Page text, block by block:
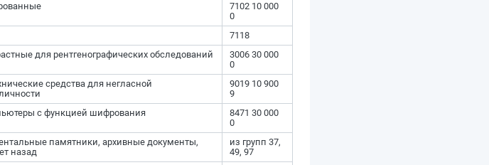
7102 10 000
0
7118
для рентгенографических обследований
3006 30 000
0
средства для негласной
9019 10 900
9
с функцией шифрования
8471 30 000
0
памятники, архивные документы,
назад
из групп 37,
49, 97